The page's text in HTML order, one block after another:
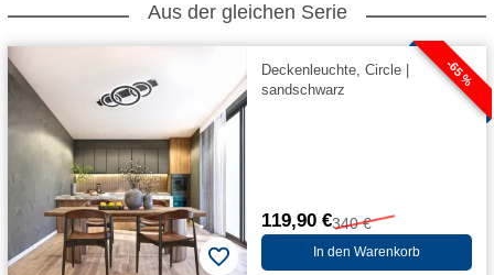
Aus der gleichen Serie
-65 %
Deckenleuchte, Circle |
sandschwarz
119,90 €340 €
In den Warenkorb